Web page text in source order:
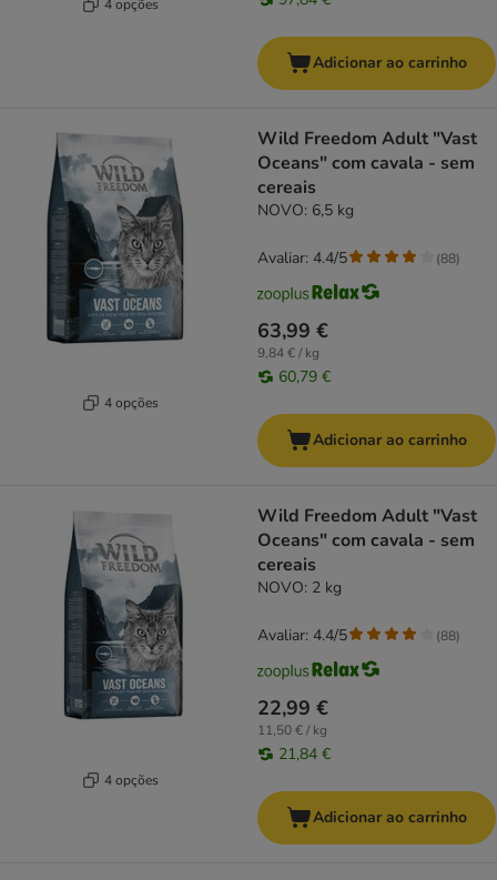
4 opções
Adicionar ao carrinho
4 opções
Wild Freedom Adult "Vast
Oceans" com cavala - sem
cereais
NOVO: 6,5 kg
63,99 €
9,84 € / kg
60,79 €
Avaliar: 4.4/5 (88)
Adicionar ao carrinho
4 opções
Wild Freedom Adult "Vast
Oceans" com cavala - sem
cereais
NOVO: 2 kg
22,99 €
11,50 € / kg
21,84 €
Avaliar: 4.4/5 (88)
Adicionar ao carrinho